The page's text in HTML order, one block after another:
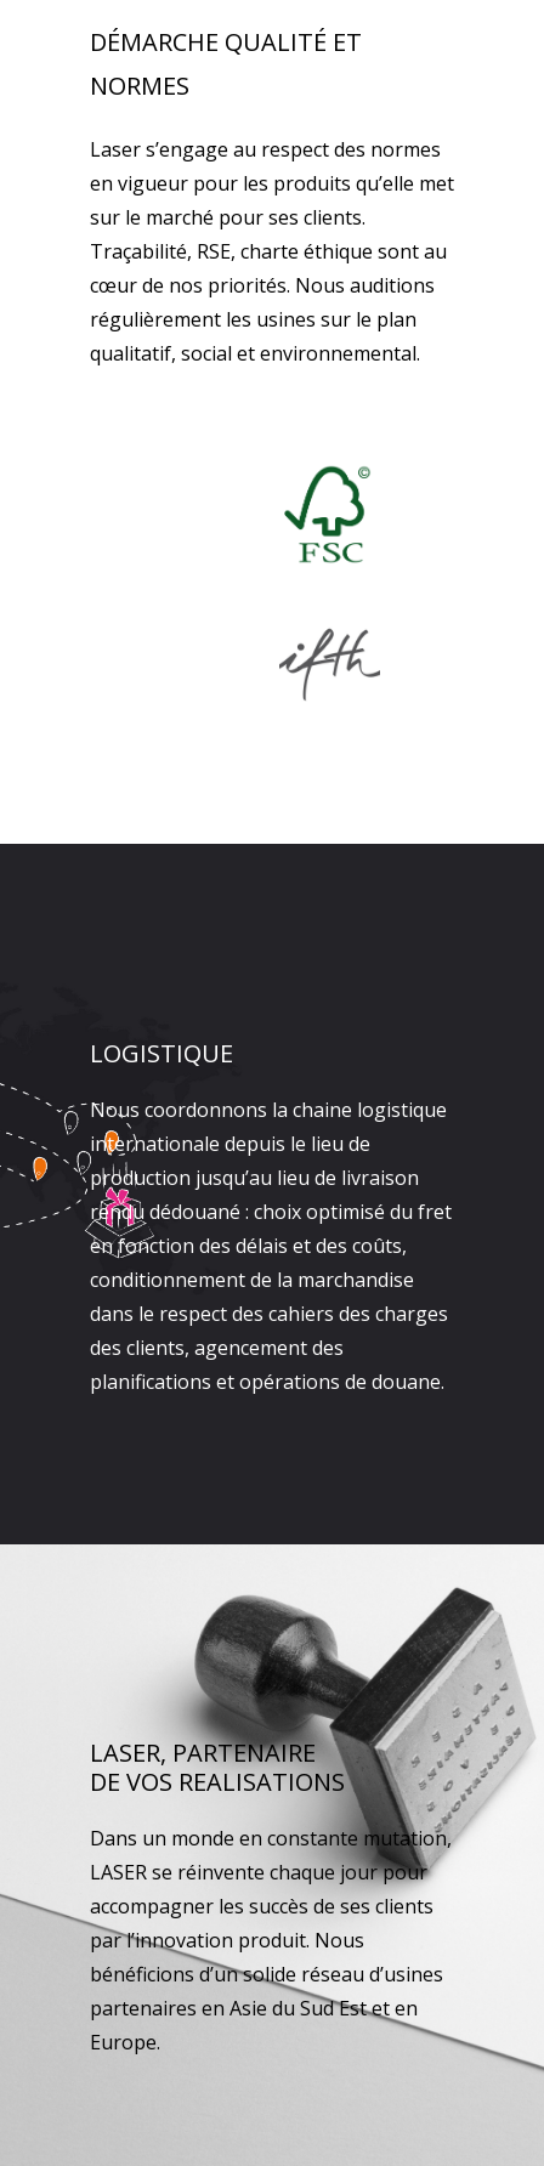
DÉMARCHE QUALITÉ ET
NORMES
Laser s’engage au respect des normes
en vigueur pour les produits qu’elle met
sur le marché pour ses clients.
Traçabilité, RSE, charte éthique sont au
cœur de nos priorités. Nous auditions
régulièrement les usines sur le plan
qualitatif, social et environnemental.
LOGISTIQUE
Nous coordonnons la chaine logistique
internationale depuis le lieu de
production jusqu’au lieu de livraison
rendu dédouané : choix optimisé du fret
en fonction des délais et des coûts,
conditionnement de la marchandise
dans le respect des cahiers des charges
des clients, agencement des
planifications et opérations de douane.
LASER, PARTENAIRE
DE VOS REALISATIONS
Dans un monde en constante mutation,
LASER se réinvente chaque jour pour
accompagner les succès de ses clients
par l’innovation produit. Nous
bénéficions d’un solide réseau d’usines
partenaires en Asie du Sud Est et en
Europe.